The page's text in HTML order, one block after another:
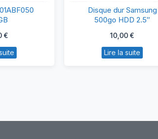
€
Disque
dur
Samsung
HDD
Disque dur Samsung
500go HDD 2.5″
10,00 €
Lire la suite